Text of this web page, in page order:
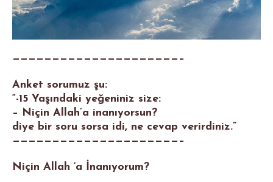
—————————————————————–
Anket sorumuz şu:
“-15 Yaşındaki yeğeniniz size:
– Niçin Allah’a inanıyorsun?
diye bir soru sorsa idi, ne cevap verirdiniz.”
—————————————————————–
Niçin Allah ‘a İnanıyorum?